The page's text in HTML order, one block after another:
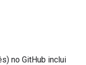
no GitHub inclui